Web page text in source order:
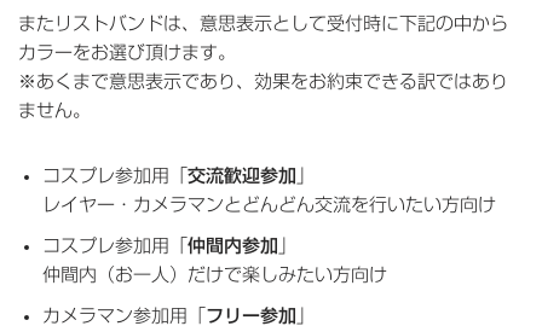
またリストバンドは、意思表示として受付時に下記の中から
カラーをお選び頂けます。
※あくまで意思表示であり、効果をお約束できる訳ではあり
ません。
コスプレ参加用「 交流歓迎参加
レイヤー・カメラマンとどんどん交流を行いたい方向け
コスプレ参加用「 仲間内参加
仲間内（お一人）だけで楽しみたい方向け
カメラマン参加用「 フリー参加